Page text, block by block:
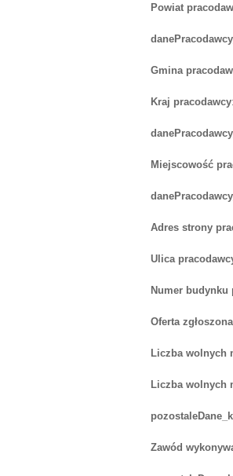
Powiat
Gmina
Kraj pracodawcy
Miejscowość
Adres strony
Ulica
Numer budynku
Oferta
Liczba wolnych
Liczba wolnych
Zawód